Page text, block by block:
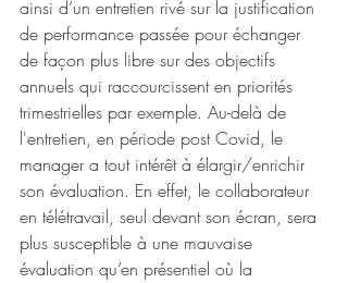
ainsi d’un entretien rivé sur la justification
de performance passée pour échanger
de façon plus libre sur des objectifs
annuels qui raccourcissent en priorités
trimestrielles par exemple. Au-delà de
l'entretien, en période post Covid, le
manager a tout intérêt à élargir/enrichir
son évaluation. En effet, le collaborateur
en télétravail, seul devant son écran, sera
plus susceptible à une mauvaise
évaluation qu’en présentiel où la